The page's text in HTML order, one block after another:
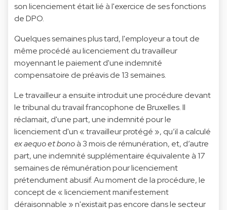
son licenciement était lié à l'exercice de ses fonctions
de DPO.
Quelques semaines plus tard, l'employeur a tout de
même procédé au licenciement du travailleur
moyennant le paiement d'une indemnité
compensatoire de préavis de 13 semaines.
Le travailleur a ensuite introduit une procédure devant
le tribunal du travail francophone de Bruxelles. Il
réclamait, d'une part, une indemnité pour le
licenciement d'un « travailleur protégé », qu’il a calculé
ex aequo et bonoà 3 mois de rémunération, et, d’autre
part, une indemnité supplémentaire équivalente à 17
semaines de rémunération pour licenciement
prétendument abusif. Au moment de la procédure, le
concept de « licenciement manifestement
déraisonnable » n'existait pas encore dans le secteur